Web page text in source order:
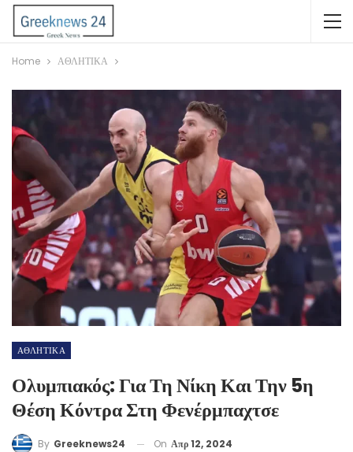
Home ΑΘΛΗΤΙΚΑ
ΑΘΛΗΤΙΚΑ
Ολυμπιακός: Για Τη Νίκη Και Την 5η
Θέση Κόντρα Στη Φενέρμπαχτσε
By Greeknews24 On Απρ 12, 2024